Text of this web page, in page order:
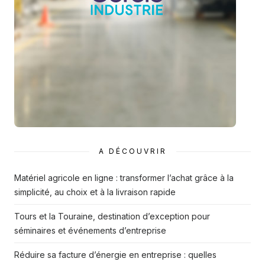
A DÉCOUVRIR
Matériel agricole en ligne : transformer l’achat grâce à la
simplicité, au choix et à la livraison rapide
Tours et la Touraine, destination d’exception pour
séminaires et événements d’entreprise
Réduire sa facture d’énergie en entreprise : quelles